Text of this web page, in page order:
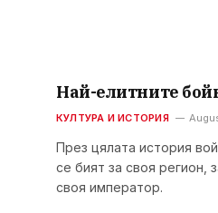
Най-елитните
КУЛТУРА И ИСТОРИЯ
През цялата история
се бият за своя регион,
своя император.